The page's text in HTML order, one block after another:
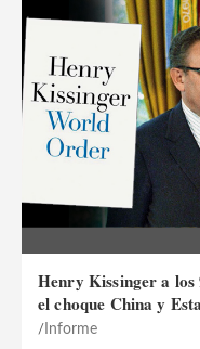
Henry Kissinger a los
el choque China y
Informe